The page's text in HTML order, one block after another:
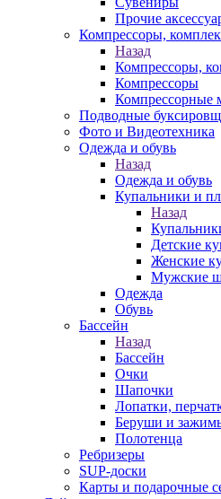
Прочие
Компрессоры,
Назад
Компрессоры,
Компрессоры
Компрессорные
Подводные
Фото и Видеотехника
Одежда и обувь
Назад
Одежда и обувь
Купальники и
Назад
Детские
Женские
Мужские
Одежда
Обувь
Бассейн
Назад
Бассейн
Очки
Шапочки
Лопатки,
Беруши и
Полотенца
Ребризеры
SUP-доски
Карты и подарочные